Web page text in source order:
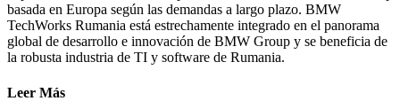
basada en Europa según las demandas a largo plazo. BMW
TechWorks Rumania está estrechamente integrado en el panorama
global de desarrollo e innovación de BMW Group y se beneficia de
la robusta industria de TI y software de Rumania.
Leer Más